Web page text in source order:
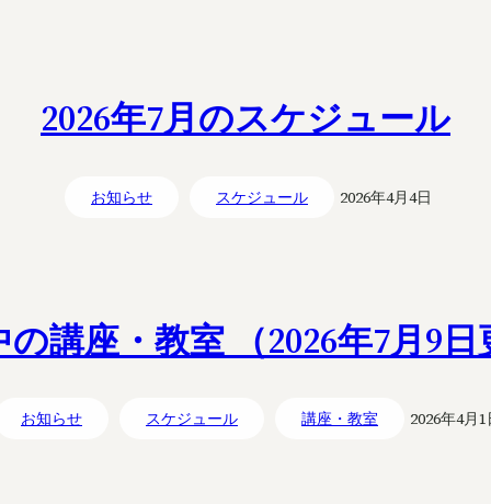
2026年7月のスケジュール
お知らせ スケジュール 2026年4月4日
講座・教室 （2026年7月9日
お知らせ スケジュール 講座・教室 2026年4月1